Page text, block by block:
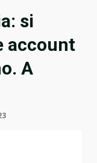
si
account
A